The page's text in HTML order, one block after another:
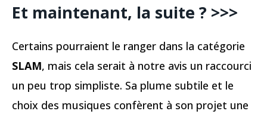
Et maintenant, la suite ? >>>
Certains pourraient le ranger dans la catégorie
SLAM, mais cela serait à notre avis un raccourci
un peu trop simpliste. Sa plume subtile et le
choix des musiques confèrent à son projet une